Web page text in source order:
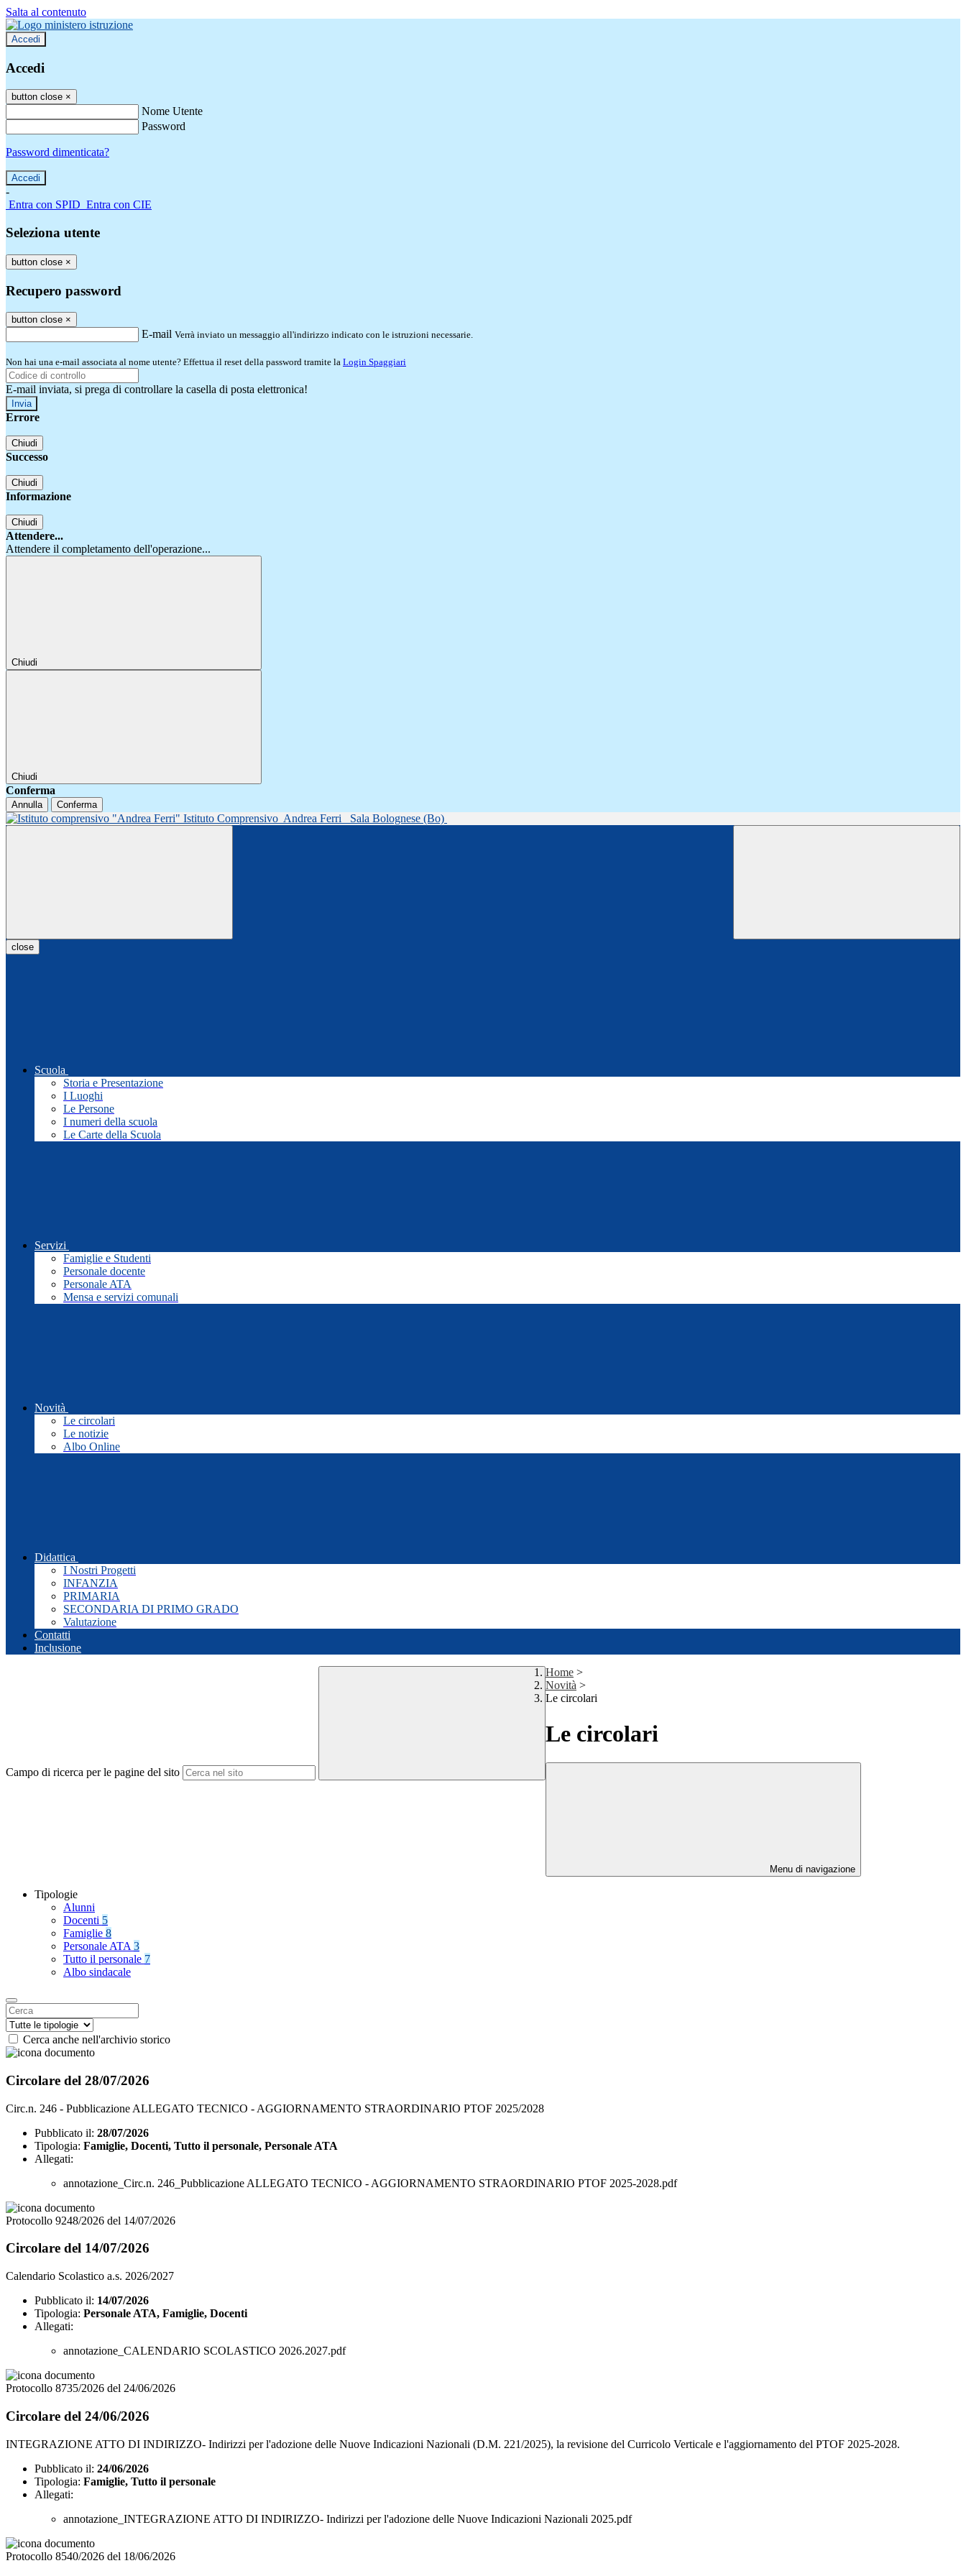
Salta al contenuto
Accedi
Accedi
button close ×
Nome Utente
Password
Password dimenticata?
-
Entra con SPID Entra con CIE
Seleziona utente
button close ×
Recupero password
button close ×
E-mail Verrà inviato un messaggio all'indirizzo indicato con le istruzioni necessarie.
Non hai una e-mail associata al nome utente? Effettua il reset della password tramite la Login Spaggiari
E-mail inviata, si prega di controllare la casella di posta elettronica!
Errore
Chiudi
Successo
Chiudi
Informazione
Chiudi
Attendere...
Attendere il completamento dell'operazione...
Chiudi
Chiudi
Conferma
Annulla Conferma
Istituto Comprensivo Andrea Ferri Sala Bolognese (Bo)
close
Scuola
Storia e Presentazione
I Luoghi
Le Persone
I numeri della scuola
Le Carte della Scuola
Servizi
Famiglie e Studenti
Personale docente
Personale ATA
Mensa e servizi comunali
Novità
Le circolari
Le notizie
Albo Online
Didattica
I Nostri Progetti
INFANZIA
PRIMARIA
SECONDARIA DI PRIMO GRADO
Valutazione
Contatti
Inclusione
Campo di ricerca per le pagine del sito
Home >
Novità >
Le circolari
Le circolari
Menu di navigazione
Tipologie
Alunni
Docenti 5
Famiglie 8
Personale ATA 3
Tutto il personale 7
Albo sindacale
Cerca anche nell'archivio storico
Circolare del 28/07/2026
Circ.n. 246 - Pubblicazione ALLEGATO TECNICO - AGGIORNAMENTO STRAORDINARIO PTOF 2025/2028
Pubblicato il: 28/07/2026
Tipologia: Famiglie, Docenti, Tutto il personale, Personale ATA
Allegati:
annotazione_Circ.n. 246_Pubblicazione ALLEGATO TECNICO - AGGIORNAMENTO STRAORDINARIO PTOF 2025-2028.pdf
Protocollo 9248/2026 del 14/07/2026
Circolare del 14/07/2026
Calendario Scolastico a.s. 2026/2027
Pubblicato il: 14/07/2026
Tipologia: Personale ATA, Famiglie, Docenti
Allegati:
annotazione_CALENDARIO SCOLASTICO 2026.2027.pdf
Protocollo 8735/2026 del 24/06/2026
Circolare del 24/06/2026
INTEGRAZIONE ATTO DI INDIRIZZO- Indirizzi per l'adozione delle Nuove Indicazioni Nazionali (D.M. 221/2025), la revisione del Curricolo Verticale e l'aggiornamento del PTOF 2025-2028.
Pubblicato il: 24/06/2026
Tipologia: Famiglie, Tutto il personale
Allegati:
annotazione_INTEGRAZIONE ATTO DI INDIRIZZO- Indirizzi per l'adozione delle Nuove Indicazioni Nazionali 2025.pdf
Protocollo 8540/2026 del 18/06/2026